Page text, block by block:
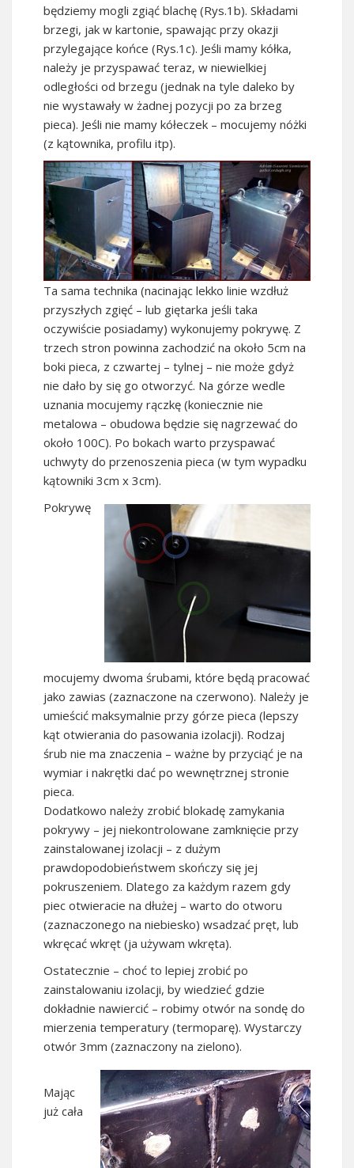
będziemy mogli zgiąć blachę (Rys.1b). Składami
brzegi, jak w kartonie, spawając przy okazji
przylegające końce (Rys.1c). Jeśli mamy kółka,
należy je przyspawać teraz, w niewielkiej
odległości od brzegu (jednak na tyle daleko by
nie wystawały w żadnej pozycji po za brzeg
pieca). Jeśli nie mamy kółeczek – mocujemy nóżki
(z kątownika, profilu itp).
Ta sama technika (nacinając lekko linie wzdłuż
przyszłych zgięć – lub giętarka jeśli taka
oczywiście posiadamy) wykonujemy pokrywę. Z
trzech stron powinna zachodzić na około 5cm na
boki pieca, z czwartej – tylnej – nie może gdyż
nie dało by się go otworzyć. Na górze wedle
uznania mocujemy rączkę (koniecznie nie
metalowa – obudowa będzie się nagrzewać do
około 100C). Po bokach warto przyspawać
uchwyty do przenoszenia pieca (w tym wypadku
kątowniki 3cm x 3cm).
Pokrywę
mocujemy dwoma śrubami, które będą pracować
jako zawias (zaznaczone na czerwono). Należy je
umieścić maksymalnie przy górze pieca (lepszy
kąt otwierania do pasowania izolacji). Rodzaj
śrub nie ma znaczenia – ważne by przyciąć je na
wymiar i nakrętki dać po wewnętrznej stronie
pieca.
Dodatkowo należy zrobić blokadę zamykania
pokrywy – jej niekontrolowane zamknięcie przy
zainstalowanej izolacji – z dużym
prawdopodobieństwem skończy się jej
pokruszeniem. Dlatego za każdym razem gdy
piec otwieracie na dłużej – warto do otworu
(zaznaczonego na niebiesko) wsadzać pręt, lub
wkręcać wkręt (ja używam wkręta).
Ostatecznie – choć to lepiej zrobić po
zainstalowaniu izolacji, by wiedzieć gdzie
dokładnie nawiercić – robimy otwór na sondę do
mierzenia temperatury (termoparę). Wystarczy
otwór 3mm (zaznaczony na zielono).
Mając
już cała